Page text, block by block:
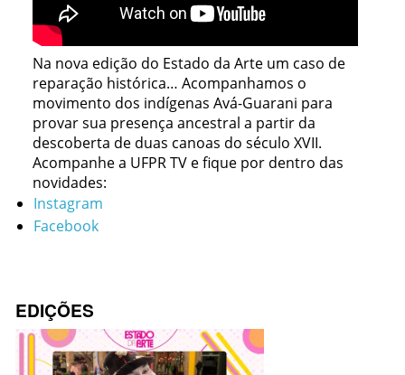
Na nova edição do Estado da Arte um caso de
reparação histórica… Acompanhamos o
movimento dos indígenasAvá-Guarani para
provarsua presença ancestral a partir da
descoberta de duas canoas do século XVII.
Acompanhe a UFPR TV e fique por dentro das
novidades:
Instagram
Facebook
EDIÇÕES